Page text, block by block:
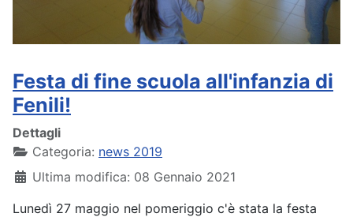
Festa di fine scuola all'infanzia di
Fenili!
Dettagli
Categoria: news 2019
Ultima modifica: 08 Gennaio 2021
Lunedì 27 maggio nel pomeriggio c'è stata la festa